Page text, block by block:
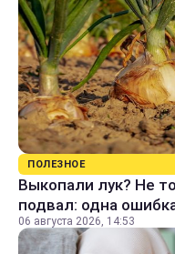
ПОЛЕЗНОЕ
Выкопали лук? Не
подвал: одна
06 августа 2026, 14:53